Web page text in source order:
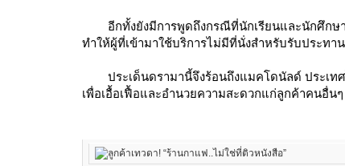
อีกทั้งยังมีการพูดถึงกรณีที่นักเรียนและนักศึก
ทำให้ผู้ที่เข้ามาใช้บริการไม่มีที่นั่งสำหรับรับประทา
ประเด็นดรามานี้จึงร้อนถึงแมคโดนัลด์ ประเ
เพื่อเอื้อเฟื้อและอำนวยความสะดวกแก่ลูกค้าคนอื่นๆ